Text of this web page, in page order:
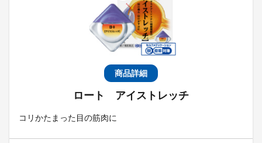
商品詳細
ロート アイストレッチ
コリかたまった目の筋肉に